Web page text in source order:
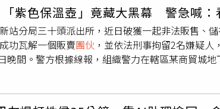
片並與媒體同步發布，令事件顯得格外機密與重
路行銷乃至於票務黃牛使用的技術並無本質差異
納256張 SIM卡，標榜適用於大量SMS與購票應用
模擬」與「自動切換」功能做行銷。近年來，SIM
帳號以SMS驗證，黃牛可藉由這類設備批量建立
場的買主提供電話號碼租用，透過中繼把驗證碼轉
Text、SMSPass與Jivetel等，均以「真實SIM
紫色保溫壺」竟藏大黑幕 警急喊：
站分局三十頭派出所，近日破獲一起非法販售、
功瓦解一個販賣團伙 ，並依法刑事拘留2名嫌疑
晚間。警方根據線報，組織警力在轄區某商貿城
態不穩，形跡可疑，立即分組行動，一組對該男
的白色轎車，並有另一人正在與之交談。警方立即
。當警方詢問駕駛人方男時，他神情緊張、語無